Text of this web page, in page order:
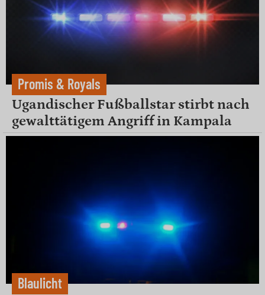
Promis & Royals
Ugandischer Fußballstar stirbt nach
gewalttätigem Angriff in Kampala
Blaulicht